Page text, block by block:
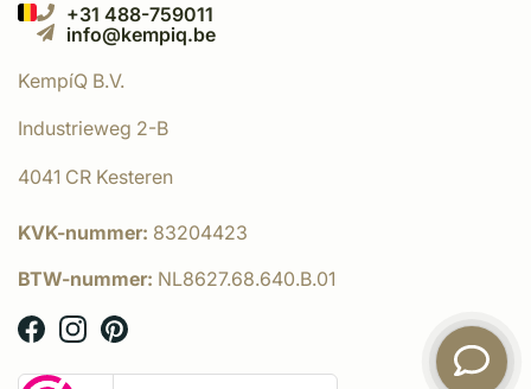
+31 488-759011
info@kempiq.be
KempíQ B.V.
Industrieweg 2-B
4041 CR Kesteren
KVK-nummer: 83204423
BTW-nummer: NL8627.68.640.B.01